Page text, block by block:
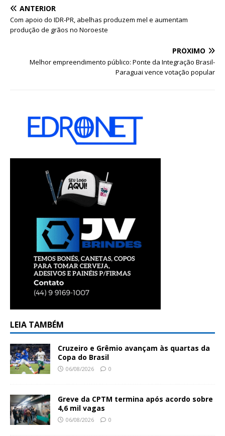
ANTERIOR
Com apoio do IDR-PR, abelhas produzem mel e aumentam
produção de grãos no Noroeste
PRÓXIMO
Melhor empreendimento público: Ponte da Integração Brasil-
Paraguai vence votação popular
LEIA TAMBÉM
Cruzeiro e Grêmio avançam às quartas da
Copa do Brasil
06/08/2026 0
Greve da CPTM termina após acordo sobre
4,6 mil vagas
06/08/2026 0